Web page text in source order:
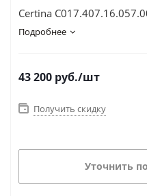
Certina
Подробнее
43 200 руб./шт
Получить скидку
Уточнить